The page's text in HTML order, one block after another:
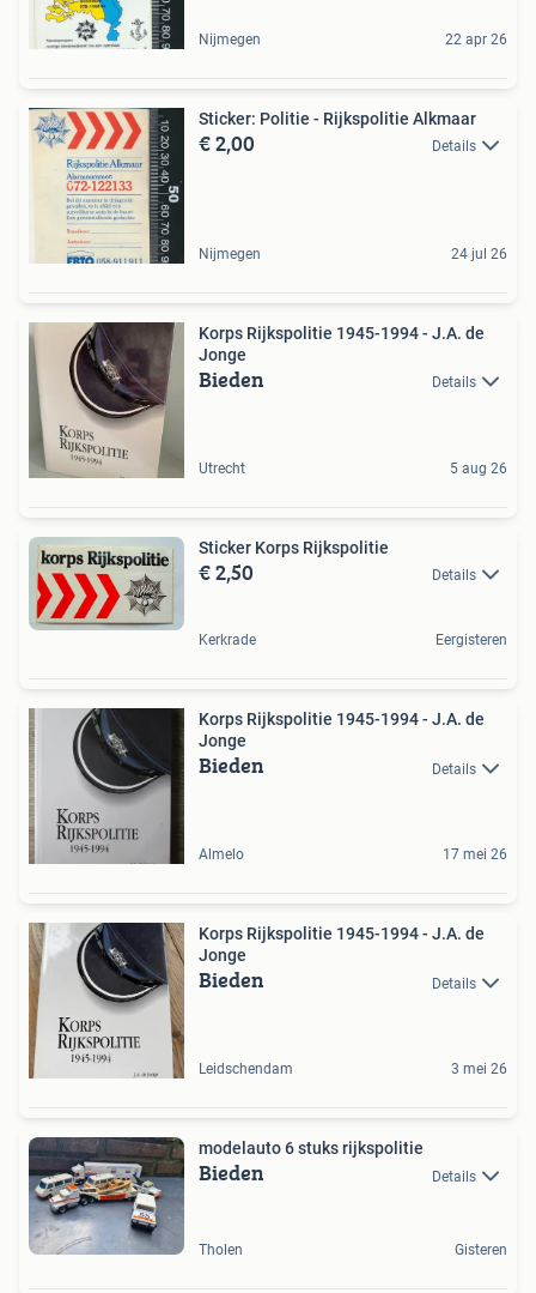
Nijmegen 22 apr 26
Sticker: Politie - Rijkspolitie Alkmaar
€ 2,00 Details
Nijmegen 24 jul 26
Korps Rijkspolitie 1945-1994 - J.A. de
Jonge
Bieden Details
Utrecht 5 aug 26
Sticker Korps Rijkspolitie
€ 2,50 Details
Kerkrade Eergisteren
Korps Rijkspolitie 1945-1994 - J.A. de
Jonge
Bieden Details
Almelo 17 mei 26
Korps Rijkspolitie 1945-1994 - J.A. de
Jonge
Bieden Details
Leidschendam 3 mei 26
modelauto 6 stuks rijkspolitie
Bieden Details
Tholen Gisteren